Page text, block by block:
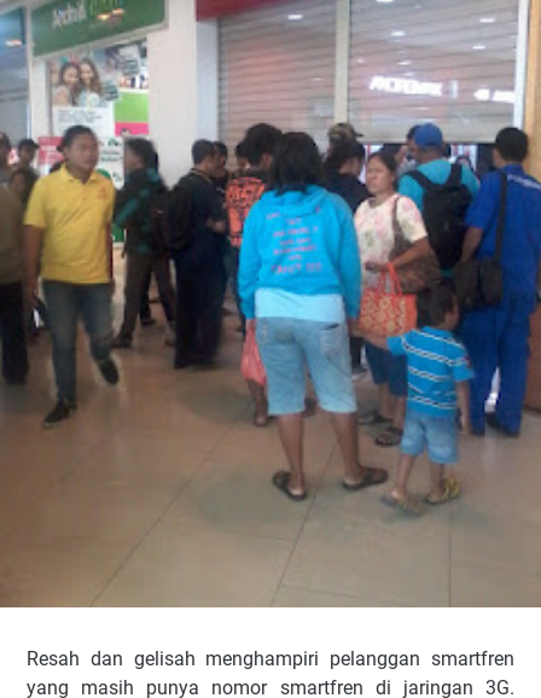
Resah dan gelisah menghampiri pelanggan smartfren
yang masih punya nomor smartfren di jaringan 3G.